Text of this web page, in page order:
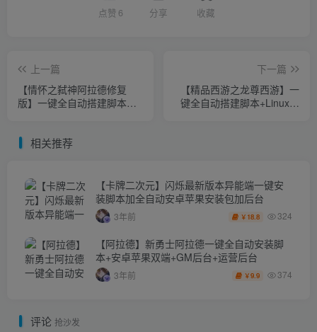
点赞 6 分享 收藏
上一篇
【情怀之弑神阿拉德修复
版】一键全自动搭建脚本
台+安卓苹果双端+详细搭建
下一篇
【精品西游之龙尊西游】一
键全自动搭建脚本+Linux手
相关推荐
【卡牌二次元】闪烁最新版本异能端一键安
装脚本加全自动安卓苹果安装包加后台
3年前 ￥ 18.8 324
【阿拉德】新勇士阿拉德一键全自动安装脚
本+安卓苹果双端+GM后台+运营后台
3年前 ￥9.9 374
评论 抢沙发